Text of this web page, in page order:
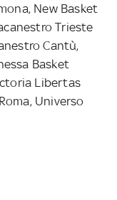
New Basket
Trieste
Cantù,
Basket
Libertas
Universo